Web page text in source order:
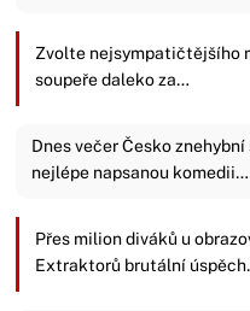
Zvolte nejsympatičtějšího
soupeře daleko za…
Dnes večer Česko
nejlépe napsanou komedii…
Přes milion diváků u
Extraktorů brutální